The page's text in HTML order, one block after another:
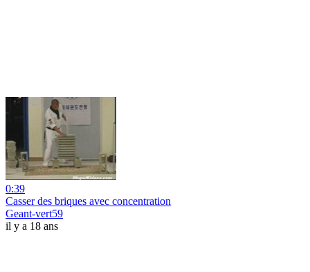
0:39
Casser des briques avec concentration
Geant-vert59
il y a 18 ans